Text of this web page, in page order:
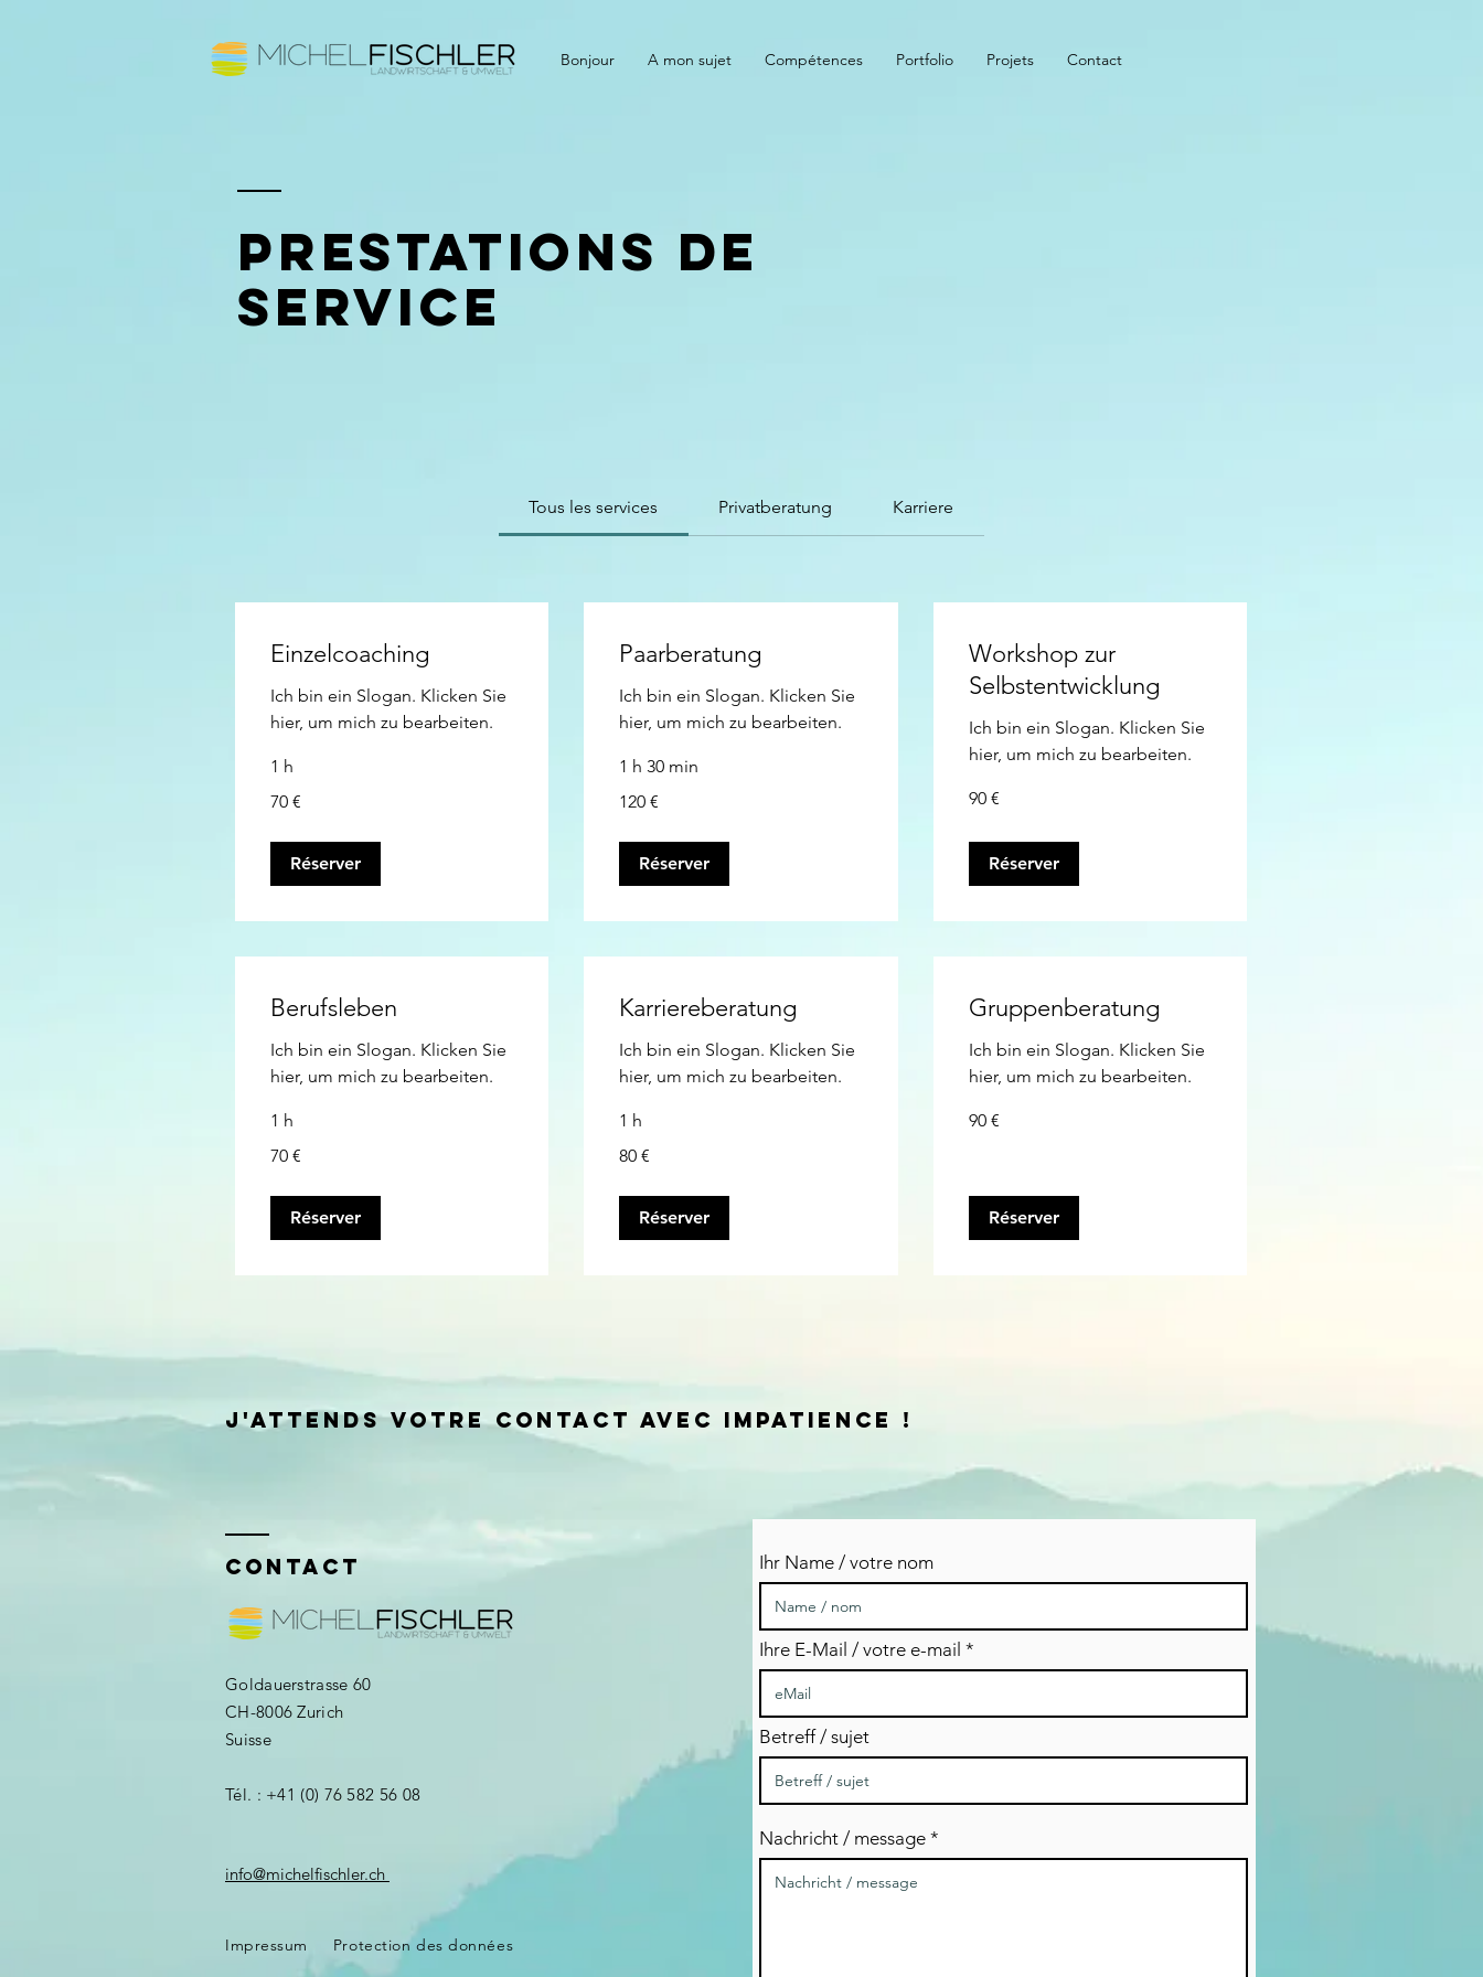
Bonjour A mon sujet Compétences Portfolio Projets Contact
Prestations de
service
Tous les services Privatberatung Karriere
Einzelcoaching
Ich bin ein Slogan. Klicken Sie
hier, um mich zu bearbeiten.
1 h
euros
70 €
Réserver
Paarberatung
Ich bin ein Slogan. Klicken Sie
hier, um mich zu bearbeiten.
1 h 30 min
euros
120 €
Réserver
Workshop zur
Selbstentwicklung
Ich bin ein Slogan. Klicken Sie
hier, um mich zu bearbeiten.
euros
90 €
Réserver
Berufsleben
Ich bin ein Slogan. Klicken Sie
hier, um mich zu bearbeiten.
1 h
euros
70 €
Réserver
Karriereberatung
Ich bin ein Slogan. Klicken Sie
hier, um mich zu bearbeiten.
1 h
euros
80 €
Réserver
Gruppenberatung
Ich bin ein Slogan. Klicken Sie
hier, um mich zu bearbeiten.
euros
90 €
Réserver
J'ATTENDS VOTRE CONTACT AVEC IMPATIENCE !
CONTACT
Goldauerstrasse 60
CH-8006 Zurich
Suisse
Tél. : +41 (0) 76 582 56 08 ​
info@michelfischler.ch
Impressum Protection des données
Ihr Name / votre nom
Ihre E-Mail / votre e-mail
Betreff / sujet
Nachricht / message